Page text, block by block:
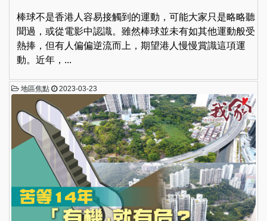
棒球不是香港人容易接觸到的運動，可能大家只是略略聽
聞過，或從電影中認識。雖然棒球並未有如其他運動般受
熱捧，但有人偏偏逆流而上，期望港人慢慢賞識這項運
動。近年，...
地區焦點 2023-03-23